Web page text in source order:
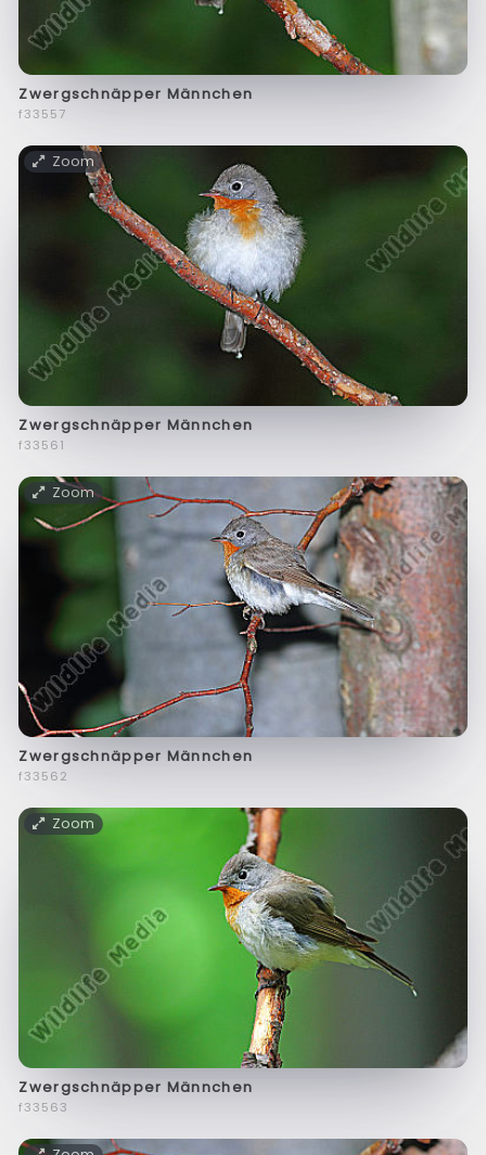
Zwergschnäpper Männchen
f33557
Zoom
Zwergschnäpper Männchen
f33561
Zoom
Zwergschnäpper Männchen
f33562
Zoom
Zwergschnäpper Männchen
f33563